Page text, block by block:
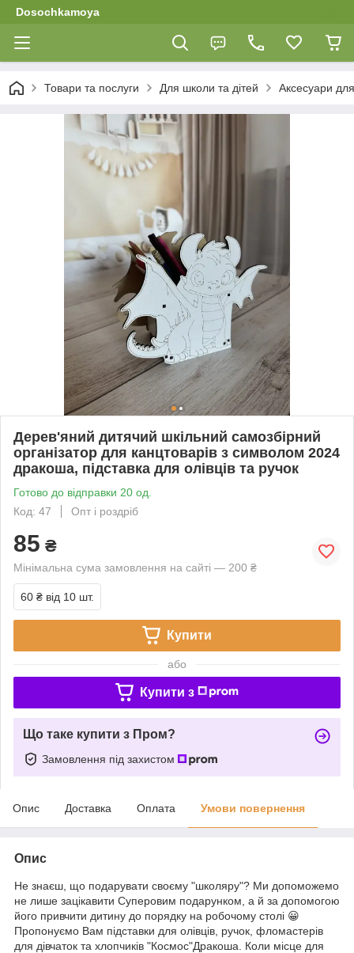
Dosochkamoya
Товари та послуги Для школи та дітей Аксесуари
Дерев'яний дитячий шкільний самозбірний
організатор для канцтоварів з символом 2024
дракоша, підставка для олівців та ручок
Готово до відправки 20 од.
Код: 47
Опт і роздріб
85 ₴
Мінімальна сума замовлення на сайті — 200 ₴
60 ₴ від 10 шт.
Купити
або
Купити з
Що таке купити з Пром?
Замовлення під захистом
Опис Доставка Оплата Умови повернення
Опис
Не знаєш, що подарувати своєму "школяру"? Ми допоможемо
не лише зацікавити Суперовим подарунком, а й за допомогою
його привчити дитину до порядку на робочому столі 😀
Пропонуємо Вам підставки для олівців, ручок, фломастерів
для дівчаток та хлопчиків "Космос"Дракоша. Коли місце для